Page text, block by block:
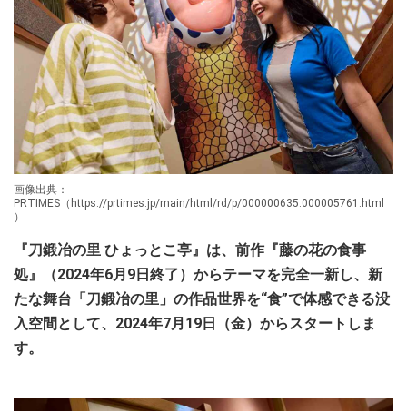
画像出典：
PRTIMES（https://prtimes.jp/main/html/rd/p/000000635.000005761.html
）
『刀鍛冶の里 ひょっとこ亭』は、前作『藤の花の食事
処』（2024年6月9日終了）からテーマを完全一新し、新
たな舞台「刀鍛冶の里」の作品世界を“食”で体感できる没
入空間として、2024年7月19日（金）からスタートしま
す。